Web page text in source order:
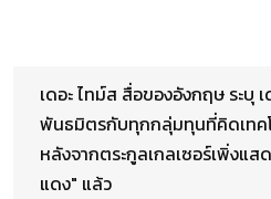
เดอะ ไทม์ส สื่อของอังกฤษ ระบุ
พันธมิตรกับทุกกลุ่มทุนที่คิดเทค
หลังจากตระกูลเกลเซอร์เพิ่งแ
แดง" แล้ว